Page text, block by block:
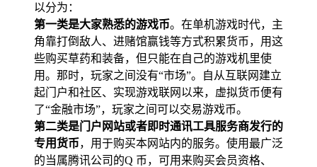
以分为：
第一类是大家熟悉的游戏币。在单机游戏时代，主
角靠打倒敌人、进赌馆赢钱等方式积累货币，用这
些购买草药和装备，但只能在自己的游戏机里使
用。那时，玩家之间没有“市场”。自从互联网建立
起门户和社区、实现游戏联网以来，虚拟货币便有
了“金融市场”，玩家之间可以交易游戏币。
第二类是门户网站或者即时通讯工具服务商发行的
专用货币，用于购买本网站内的服务。使用最广泛
的当属腾讯公司的Q 币，可用来购买会员资格、